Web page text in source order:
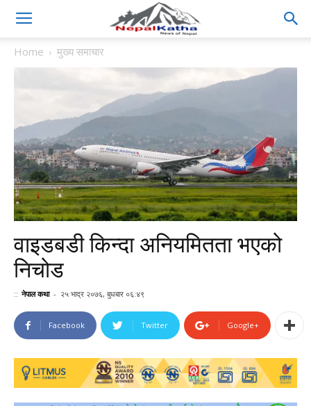
Home मुख्य समाचार
वाइडबडी किन्दा अनियमितता भएको
निचोड
:: नेपाल कथा - २५ भाद्र २०७६, बुधबार ०६:४९
Facebook Twitter Google+